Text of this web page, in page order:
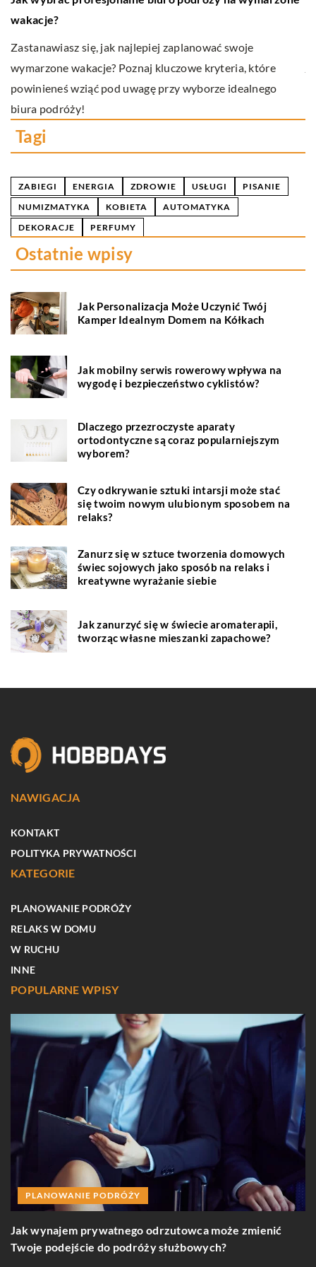
wakacje?
Zastanawiasz się, jak najlepiej zaplanować swoje
wymarzone wakacje? Poznaj kluczowe kryteria, które
powinieneś wziąć pod uwagę przy wyborze idealnego
biura podróży!
Tagi
ZABIEGI ENERGIA ZDROWIE USŁUGI
PISANIE
NUMIZMATYKA
KOBIETA
AUTOMATYKA
DEKORACJE
PERFUMY
Ostatnie wpisy
Jak Personalizacja Może Uczynić Twój
Kamper Idealnym Domem na Kółkach
Jak mobilny serwis rowerowy wpływa na
wygodę i bezpieczeństwo cyklistów?
Dlaczego przezroczyste aparaty
ortodontyczne są coraz popularniejszym
wyborem?
Czy odkrywanie sztuki intarsji może stać
się twoim nowym ulubionym sposobem na
relaks?
Zanurz się w sztuce tworzenia domowych
świec sojowych jako sposób na relaks i
kreatywne wyrażanie siebie
Jak zanurzyć się w świecie aromaterapii,
tworząc własne mieszanki zapachowe?
NAWIGACJA
KONTAKT
POLITYKA PRYWATNOŚCI
KATEGORIE
PLANOWANIE PODRÓŻY
RELAKS W DOMU
W RUCHU
INNE
POPULARNE WPISY
PLANOWANIE PODRÓŻY
Jak wynajem prywatnego odrzutowca może zmienić
Twoje podejście do podróży służbowych?